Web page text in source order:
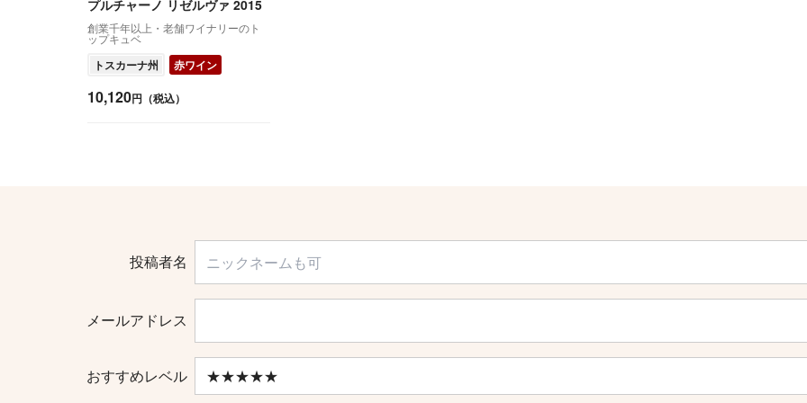
プルチャーノ リゼルヴァ 2015
創業千年以上・老舗ワイナリーのト
ップキュベ
トスカーナ州 赤ワイン
10,120円（税込）
投稿者名
メールアドレス
おすすめレベル